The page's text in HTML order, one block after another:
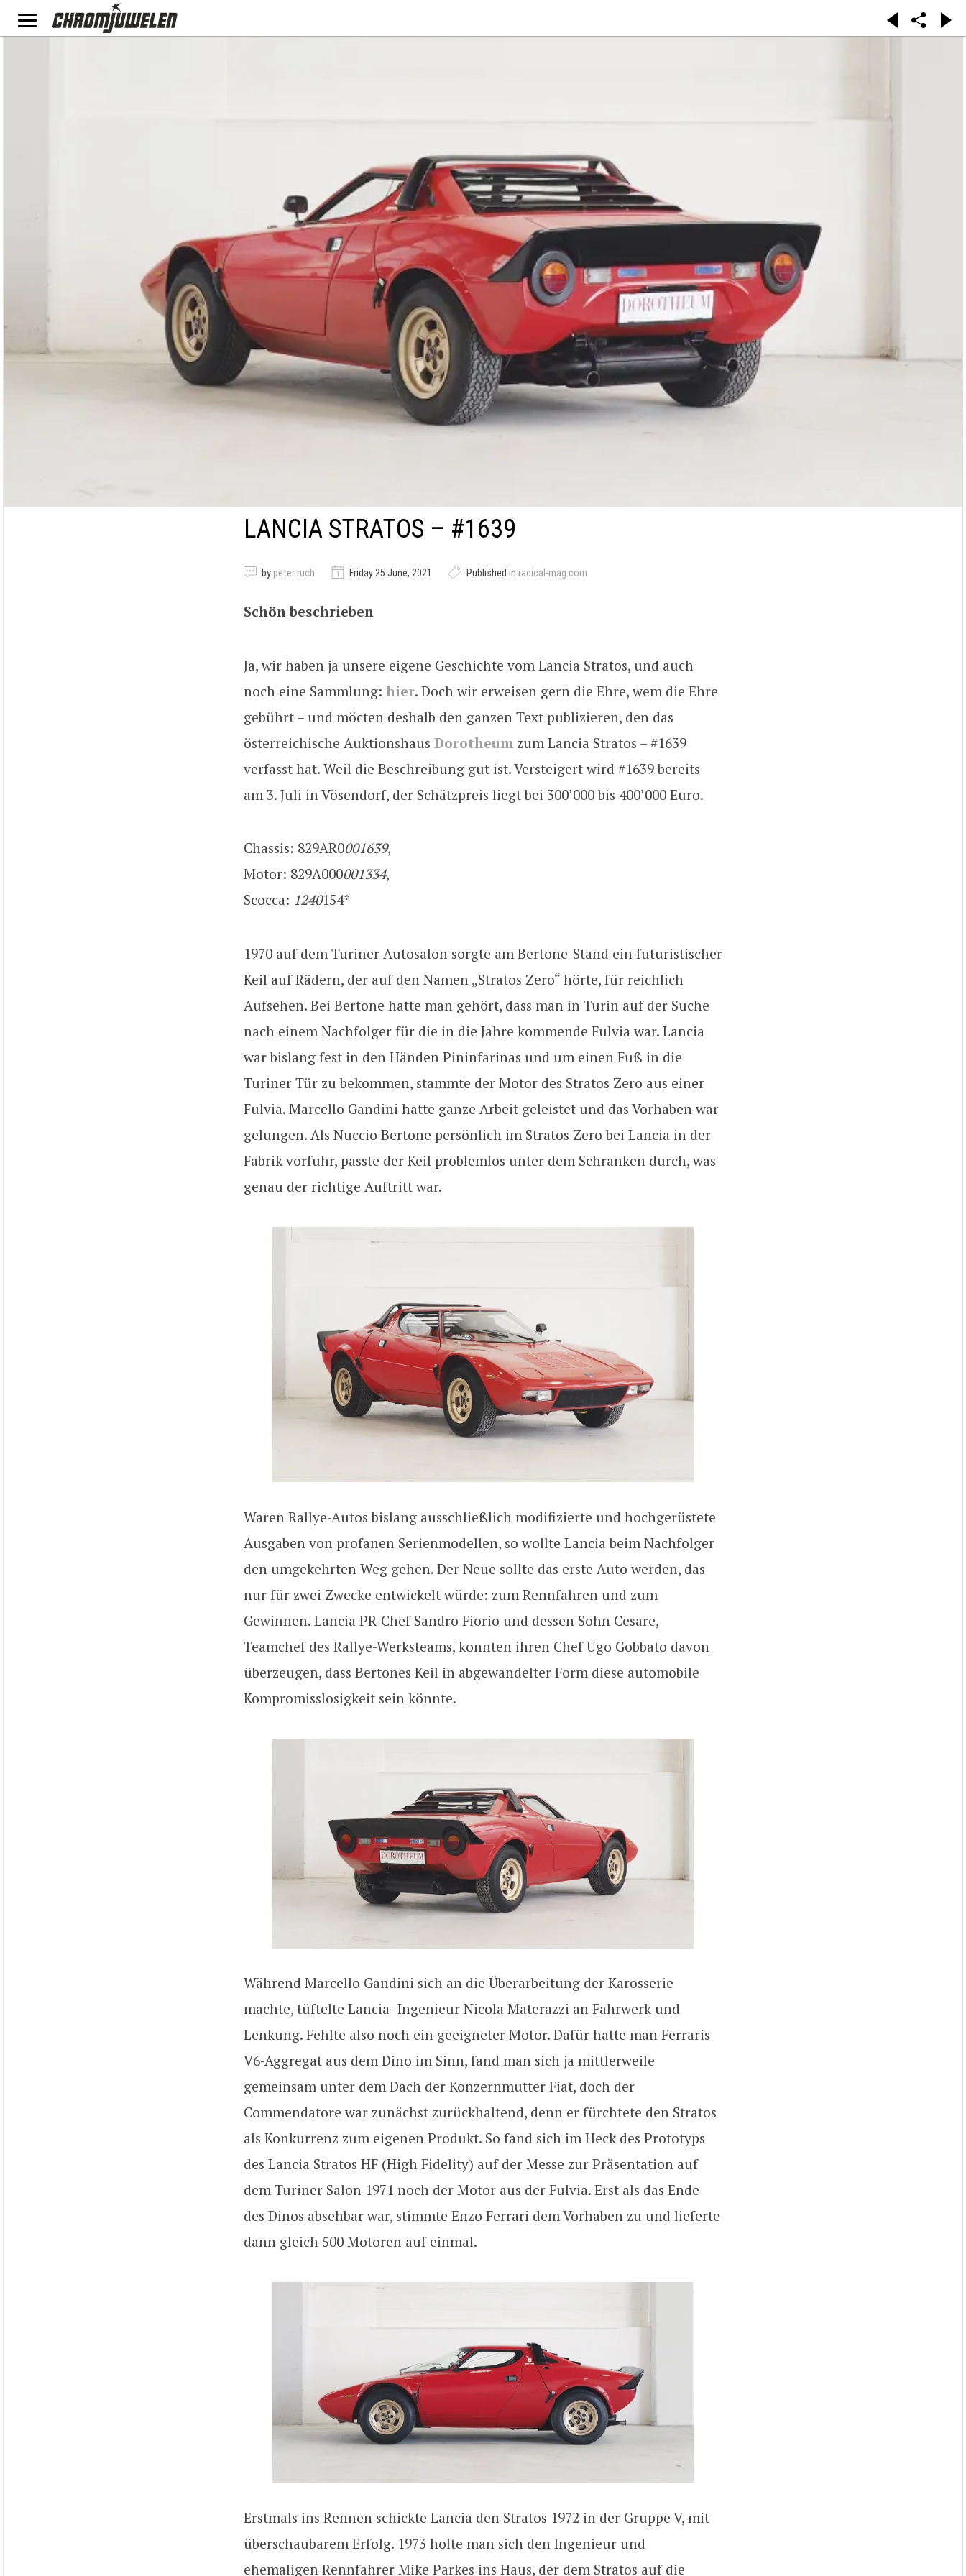
LANCIA STRATOS – #1639
by peter ruch Friday 25 June, 2021 Published in radical-mag.com
Schön beschrieben
Ja, wir haben ja unsere eigene Geschichte vom Lancia Stratos, und auch
noch eine Sammlung: hier. Doch wir erweisen gern die Ehre, wem die Ehre
gebührt – und möcten deshalb den ganzen Text publizieren, den das
österreichische Auktionshaus Dorotheum zum Lancia Stratos – #1639
verfasst hat. Weil die Beschreibung gut ist. Versteigert wird #1639 bereits
am 3. Juli in Vösendorf, der Schätzpreis liegt bei 300’000 bis 400’000 Euro.
Chassis: 829AR0001639,
Motor: 829A000001334,
Scocca: 1240154*
1970 auf dem Turiner Autosalon sorgte am Bertone-Stand ein futuristischer
Keil auf Rädern, der auf den Namen „Stratos Zero“ hörte, für reichlich
Aufsehen. Bei Bertone hatte man gehört, dass man in Turin auf der Suche
nach einem Nachfolger für die in die Jahre kommende Fulvia war. Lancia
war bislang fest in den Händen Pininfarinas und um einen Fuß in die
Turiner Tür zu bekommen, stammte der Motor des Stratos Zero aus einer
Fulvia. Marcello Gandini hatte ganze Arbeit geleistet und das Vorhaben war
gelungen. Als Nuccio Bertone persönlich im Stratos Zero bei Lancia in der
Fabrik vorfuhr, passte der Keil problemlos unter dem Schranken durch, was
genau der richtige Auftritt war.
Waren Rallye-Autos bislang ausschließlich modifizierte und hochgerüstete
Ausgaben von profanen Serienmodellen, so wollte Lancia beim Nachfolger
den umgekehrten Weg gehen. Der Neue sollte das erste Auto werden, das
nur für zwei Zwecke entwickelt würde: zum Rennfahren und zum
Gewinnen. Lancia PR-Chef Sandro Fiorio und dessen Sohn Cesare,
Teamchef des Rallye-Werksteams, konnten ihren Chef Ugo Gobbato davon
überzeugen, dass Bertones Keil in abgewandelter Form diese automobile
Kompromisslosigkeit sein könnte.
Während Marcello Gandini sich an die Überarbeitung der Karosserie
machte, tüftelte Lancia- Ingenieur Nicola Materazzi an Fahrwerk und
Lenkung. Fehlte also noch ein geeigneter Motor. Dafür hatte man Ferraris
V6-Aggregat aus dem Dino im Sinn, fand man sich ja mittlerweile
gemeinsam unter dem Dach der Konzernmutter Fiat, doch der
Commendatore war zunächst zurückhaltend, denn er fürchtete den Stratos
als Konkurrenz zum eigenen Produkt. So fand sich im Heck des Prototyps
des Lancia Stratos HF (High Fidelity) auf der Messe zur Präsentation auf
dem Turiner Salon 1971 noch der Motor aus der Fulvia. Erst als das Ende
des Dinos absehbar war, stimmte Enzo Ferrari dem Vorhaben zu und lieferte
dann gleich 500 Motoren auf einmal.
Erstmals ins Rennen schickte Lancia den Stratos 1972 in der Gruppe V, mit
überschaubarem Erfolg. 1973 holte man sich den Ingenieur und
ehemaligen Rennfahrer Mike Parkes ins Haus, der dem Stratos auf die